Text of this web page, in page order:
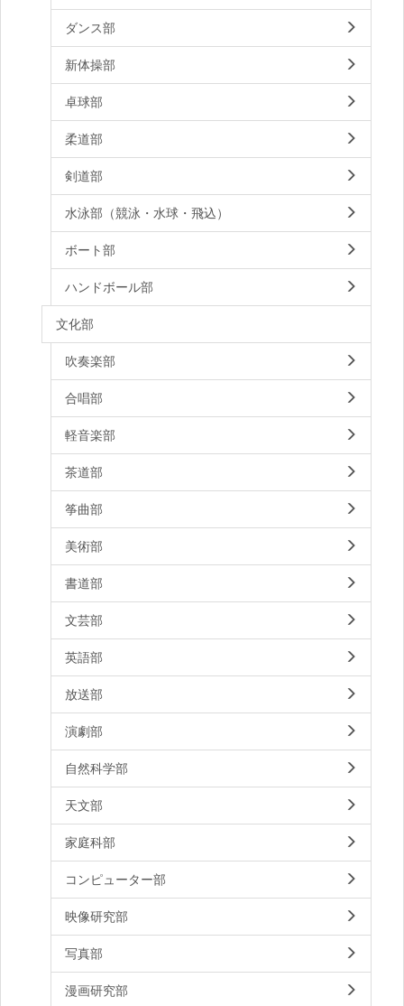
ダンス部
新体操部
卓球部
柔道部
剣道部
水泳部（競泳・水球・飛込）
ボート部
ハンドボール部
文化部
吹奏楽部
合唱部
軽音楽部
茶道部
筝曲部
美術部
書道部
文芸部
英語部
放送部
演劇部
自然科学部
天文部
家庭科部
コンピューター部
映像研究部
写真部
漫画研究部